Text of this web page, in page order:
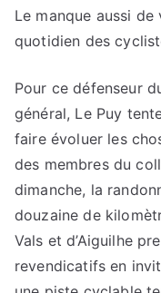
Le manque aussi
quotidien des
Pour ce défenseur
général, Le Puy
faire évoluer les
des membres du
dimanche, la
douzaine de
Vals et d’Aiguilhe
revendicatifs en